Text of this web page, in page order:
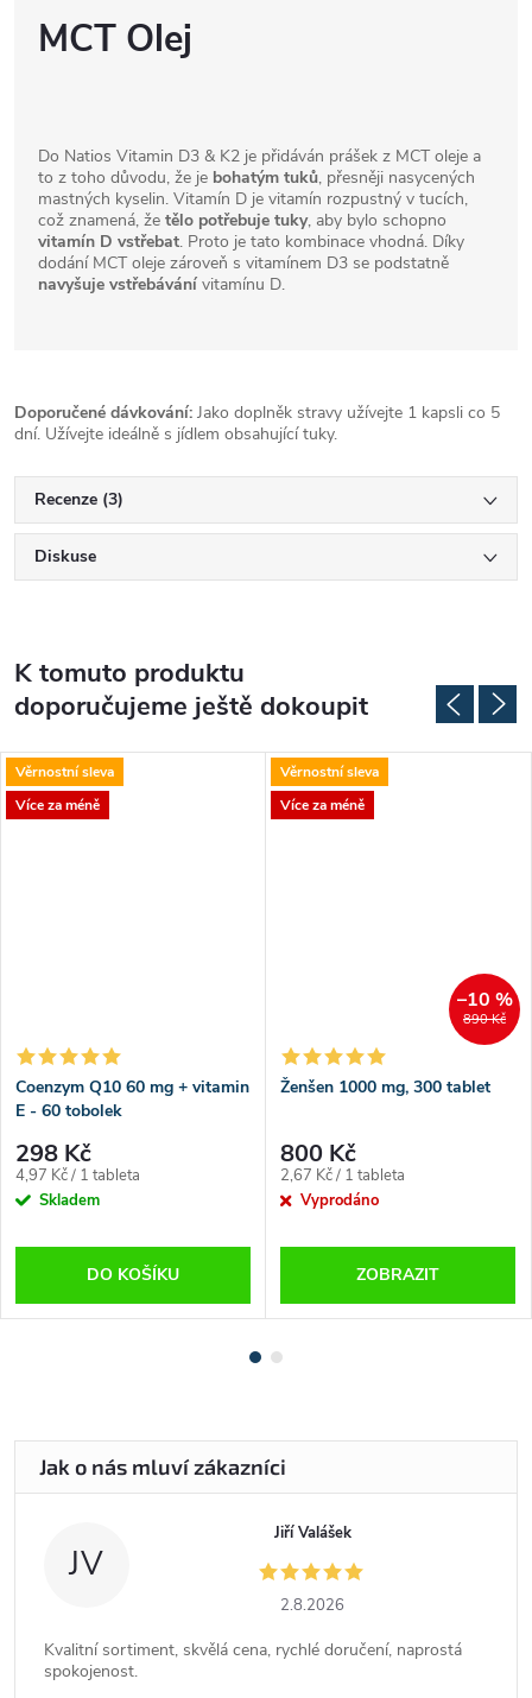
MCT Olej
Do Natios Vitamin D3 & K2 je přidáván prášek z MCT oleje a
to z toho důvodu, že je bohatým tuků, přesněji nasycených
mastných kyselin. Vitamín D je vitamín rozpustný v tucích,
což znamená, že tělo potřebuje tuky, aby bylo schopno
vitamín D vstřebat. Proto je tato kombinace vhodná. Díky
dodání MCT oleje zároveň s vitamínem D3 se podstatně
navyšuje vstřebávání vitamínu D.
Doporučené dávkování: Jako doplněk stravy užívejte 1 kapsli co 5
dní. Užívejte ideálně s jídlem obsahující tuky.
Recenze (3)
Diskuse
K tomuto produktu
doporučujeme ještě dokoupit
Věrnostní sleva
Více za méně
Coenzym Q10 60 mg + vitamin
E - 60 tobolek
298 Kč
Měrná
cena:
4,97 Kč / 1 tableta
Skladem
DO KOŠÍKU
Věrnostní sleva
Více za méně
890 Kč
–10 %
Ženšen 1000 mg, 300 tablet
800 Kč
Měrná
cena:
2,67 Kč / 1 tableta
Vyprodáno
ZOBRAZIT
JV
Jiří Valášek
2.8.2026
Kvalitní sortiment, skvělá cena, rychlé doručení, naprostá
spokojenost.